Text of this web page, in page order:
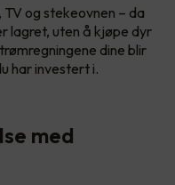
og stekeovnen – da
lagret, uten å kjøpe dyr
dine blir
har investert i.
med